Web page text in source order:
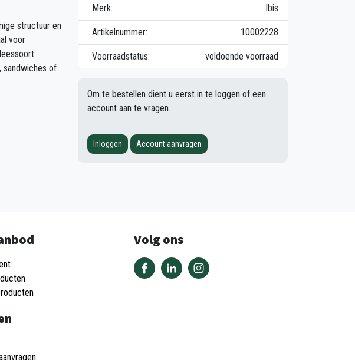
structuur en
voor
sandwiches of
Merk: Ibis
Artikelnummer: 10002228
Voorraadstatus: voldoende voorraad
Om te bestellen dient u eerst in te loggen of een
account aan te vragen.
Inloggen Account aanvragen
Volg ons